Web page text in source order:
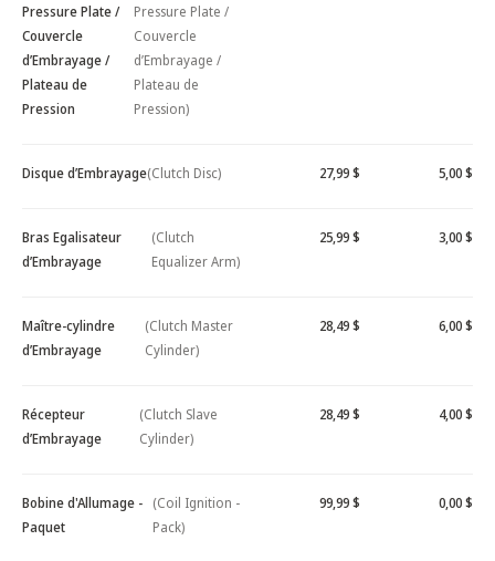
Pressure Plate /
Couvercle
d’Embrayage /
Plateau de
Pression
Pressure Plate /
Couvercle
d’Embrayage /
Plateau de
Pression)
Disque d’Embrayage(Clutch Disc) 27,99 $ 5,00 $
Bras Egalisateur
d’Embrayage
(Clutch
Equalizer Arm)
25,99 $ 3,00 $
Maître-cylindre
d’Embrayage
(Clutch Master
Cylinder)
28,49 $ 6,00 $
Récepteur
d’Embrayage
(Clutch Slave
Cylinder)
28,49 $ 4,00 $
Bobine d'Allumage -
Paquet
(Coil Ignition -
Pack)
99,99 $ 0,00 $